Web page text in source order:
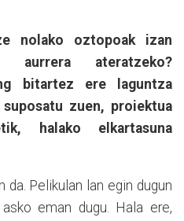
nolako oztopoak izan
aurrera ateratzeko?
bitartez ere laguntza
zuen, proiektua
halako elkartasuna
da. Pelikulan lan egin dugun
eman dugu. Hala ere,